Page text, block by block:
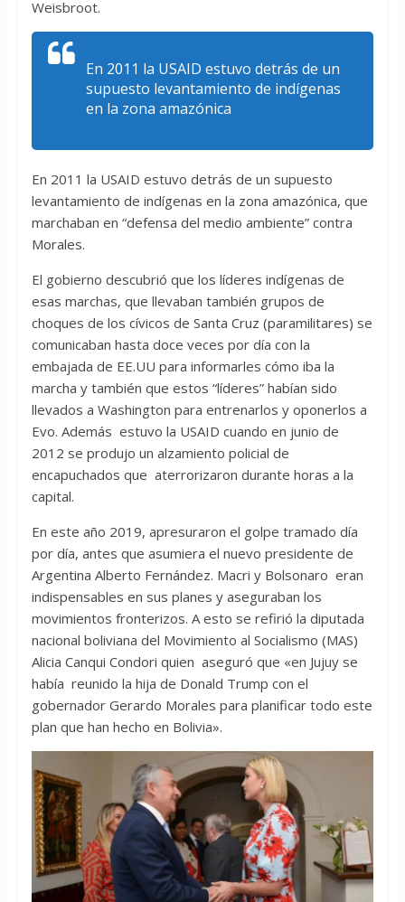
Weisbroot.
En 2011 la USAID estuvo detrás de un
supuesto levantamiento de indígenas
en la zona amazónica
En 2011 la USAID estuvo detrás de un supuesto
levantamiento de indígenas en la zona amazónica, que
marchaban en “defensa del medio ambiente” contra
Morales.
El gobierno descubrió que los líderes indígenas de
esas marchas, que llevaban también grupos de
choques de los cívicos de Santa Cruz (paramilitares) se
comunicaban hasta doce veces por día con la
embajada de EE.UU para informarles cómo iba la
marcha y también que estos “líderes” habían sido
llevados a Washington para entrenarlos y oponerlos a
Evo. Además estuvo la USAID cuando en junio de
2012 se produjo un alzamiento policial de
encapuchados que aterrorizaron durante horas a la
capital.
En este año 2019, apresuraron el golpe tramado día
por día, antes que asumiera el nuevo presidente de
Argentina Alberto Fernández. Macri y Bolsonaro eran
indispensables en sus planes y aseguraban los
movimientos fronterizos. A esto se refirió la diputada
nacional boliviana del Movimiento al Socialismo (MAS)
Alicia Canqui Condori quien aseguró que «en Jujuy se
había reunido la hija de Donald Trump con el
gobernador Gerardo Morales para planificar todo este
plan que han hecho en Bolivia».